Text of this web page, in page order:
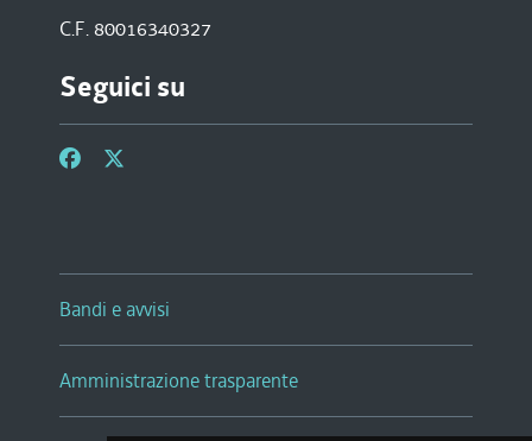
C.F. 80016340327
Seguici su
Bandi e avvisi
Amministrazione trasparente